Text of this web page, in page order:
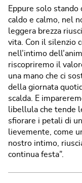
Eppure solo stando
caldo e calmo, nel
leggera brezza
vita. Con il silenzio
nell’intimo
riscopriremo il
una mano che ci
della giornata
scalda. E
libellula che tende
sfiorare i petali di
lievemente, come
nostro intimo,
continua festa”.